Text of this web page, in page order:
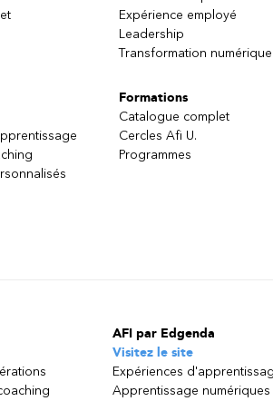
Expérience employé
Leadership
Transformation numérique
Formations
Catalogue complet
Cercles Afi U.
Programmes
AFI par Edgenda
Visitez le site
Expériences
Apprentissage